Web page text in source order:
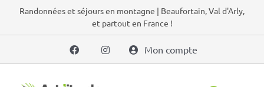
PasserRandonnées et séjours en montagne | Beaufortain, Val d'Arly,
et partout en France !
Mon compte